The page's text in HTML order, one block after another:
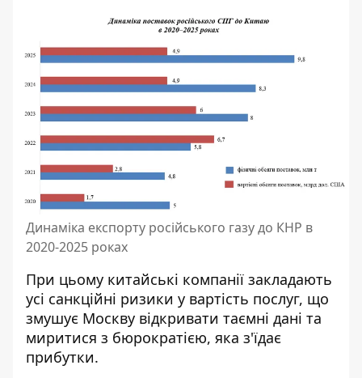
Динаміка експорту російського газу до КНР в
2020-2025 роках
При цьому китайські компанії закладають
усі санкційні ризики у вартість послуг, що
змушує Москву відкривати таємні дані та
миритися з бюрократією, яка з'їдає
прибутки.